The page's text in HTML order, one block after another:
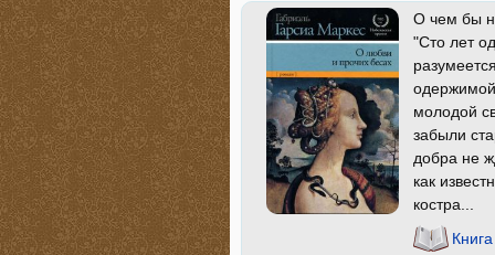
О чем бы
"Сто лет
молодой
забыли
добра не
как
костра...